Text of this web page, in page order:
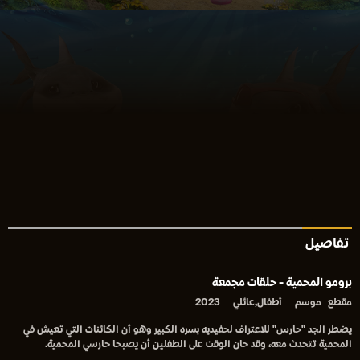
تفاصيل
برومو المحمية - حلقات مجمعة
مقطع موسم أطفال,عائلي 2023
يضطر الجد "حارس" للاعتراف لحفيديه بسره الكبير وهو أن الكائنات التي تعيش في
المحمية تتحدث معه، وقد حان الوقت على الطفلين أن يصبحا حارسي المحمية.